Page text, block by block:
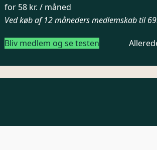
for 58 kr. / måned
Ved køb af 12 måneders medlemskab til
Bliv medlem og se testen